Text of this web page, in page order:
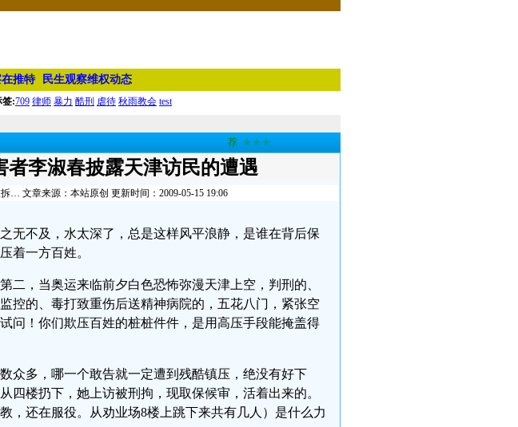
推特 民生观察维权动态
签:709 律师 暴力 酷刑 虐待 秋雨教会 test
荐 ★★★
者李淑春披露天津访民的遭遇
… 文章来源：本站原创 更新时间：2009-05-15 19:06
无不及，水太深了，总是这样风平浪静，是谁在背后保
着一方百姓。
二，当奥运来临前夕白色恐怖弥漫天津上空，判刑的、
控的、毒打致重伤后送精神病院的，五花八门，紧张空
问！你们欺压百姓的桩桩件件，是用高压手段能掩盖得
众多，哪一个敢告就一定遭到残酷镇压，绝没有好下
四楼扔下，她上访被刑拘，现取保候审，活着出来的。
，还在服役。从劝业场8楼上跳下来共有几人）是什么力